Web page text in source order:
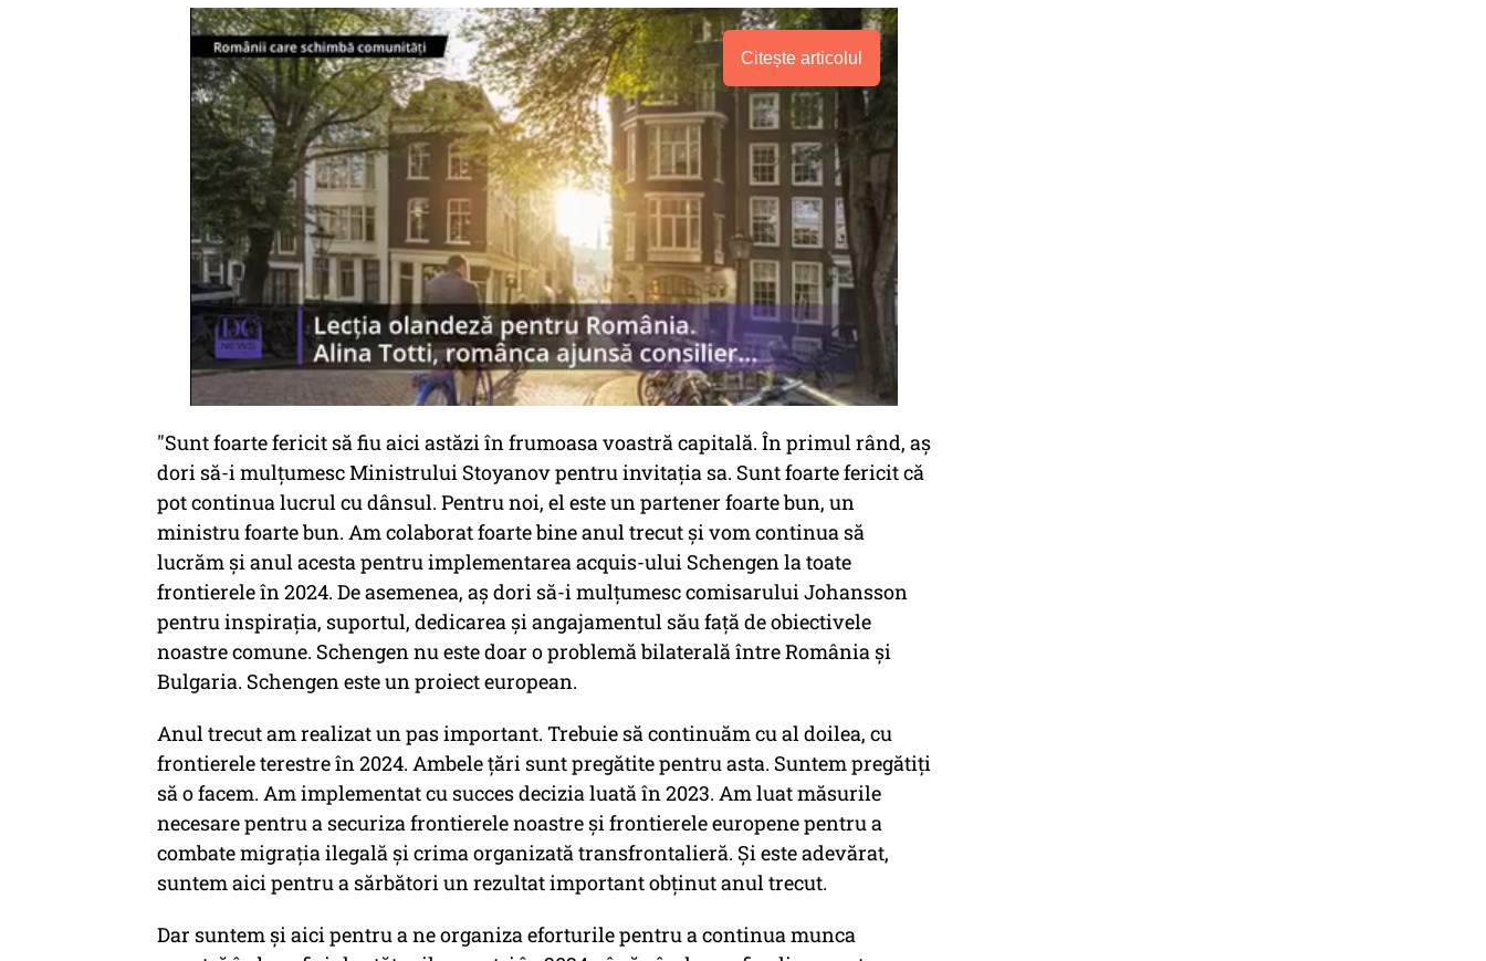
Citește articolul
"Sunt foarte fericit să fiu aici astăzi în frumoasa voastră capitală. În primul rând, aș
dori să-i mulțumesc Ministrului Stoyanov pentru invitația sa. Sunt foarte fericit că
pot continua lucrul cu dânsul. Pentru noi, el este un partener foarte bun, un
ministru foarte bun. Am colaborat foarte bine anul trecut și vom continua să
lucrăm și anul acesta pentru implementarea acquis-ului Schengen la toate
frontierele în 2024. De asemenea, aș dori să-i mulțumesc comisarului Johansson
pentru inspirația, suportul, dedicarea și angajamentul său față de obiectivele
noastre comune. Schengen nu este doar o problemă bilaterală între România și
Bulgaria. Schengen este un proiect european.
Anul trecut am realizat un pas important. Trebuie să continuăm cu al doilea, cu
frontierele terestre în 2024. Ambele țări sunt pregătite pentru asta. Suntem pregătiți
să o facem. Am implementat cu succes decizia luată în 2023. Am luat măsurile
necesare pentru a securiza frontierele noastre și frontierele europene pentru a
combate migrația ilegală și crima organizată transfrontalieră. Și este adevărat,
suntem aici pentru a sărbători un rezultat important obținut anul trecut.
Dar suntem și aici pentru a ne organiza eforturile pentru a continua munca